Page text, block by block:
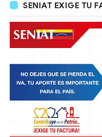
SENIAT EXIGE TU